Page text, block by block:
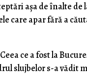
așa de înalte
care apar fără a
Ceea ce a fost la
slujbelor s-a